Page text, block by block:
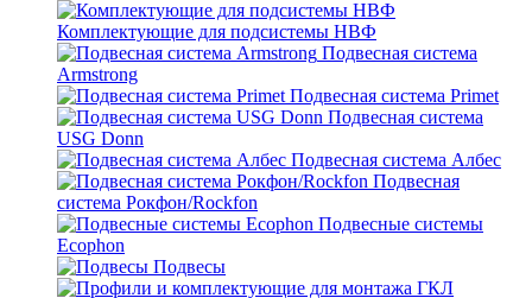
Комплектующие для подсистемы НВФ
Подвесная система
Armstrong
Подвесная система Primet
Подвесная система
USG Donn
Подвесная система Албес
Подвесная
система Рокфон/Rockfon
Подвесные системы
Ecophon
Подвесы